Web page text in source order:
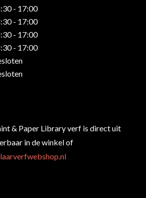
- 17:00
- 17:00
- 17:00
- 17:00
& Paper Library verf is direct uit
in de winkel of